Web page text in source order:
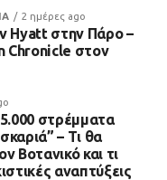
2 ημέρες ago
Hyatt στην Πάρο –
Chronicle στον
στρέμματα
– Τι θα
Βοτανικό και τι
αναπτύξεις